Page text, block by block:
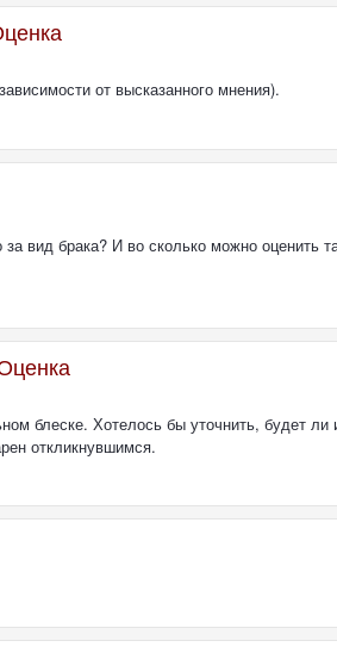
от высказанного мнения).
вид брака? И во сколько можно оценить
блеске. Хотелось бы уточнить, будет
откликнувшимся.